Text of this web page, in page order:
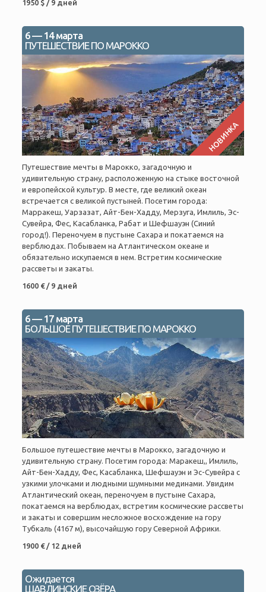
1950 $ / 9 дней
6 — 14 марта
ПУТЕШЕСТВИЕ ПО МАРОККО
НОВИНКА
Путешествие мечты в Марокко, загадочную и
удивительную страну, расположенную на стыке восточной
и европейской культур. В месте, где великий океан
встречается с великой пустыней. Посетим города:
Марракеш, Уарзазат, Айт-Бен-Хадду, Мерзуга, Имлиль, Эс-
Сувейра, Фес, Касабланка, Рабат и Шефшауэн (Синий
город!). Переночуем в пустыне Сахара и покатаемся на
верблюдах. Побываем на Атлантическом океане и
обязательно искупаемся в нем. Встретим космические
рассветы и закаты.
1600 € / 9 дней
6 — 17 марта
БОЛЬШОЕ ПУТЕШЕСТВИЕ ПО МАРОККО
Большое путешествие мечты в Марокко, загадочную и
удивительную страну. Посетим города: Маракеш,, Имлиль,
Айт-Бен-Хадду, Фес, Касабланка, Шефшауэн и Эс-Сувейра с
узкими улочками и людными шумными мединами. Увидим
Атлантический океан, переночуем в пустыне Сахара,
покатаемся на верблюдах, встретим космические рассветы
и закаты и совершим несложное восхождение на гору
Тубкаль (4167 м), высочайшую гору Северной Африки.
1900 € / 12 дней
Ожидается
ШАВЛИНСКИЕ ОЗЁРА